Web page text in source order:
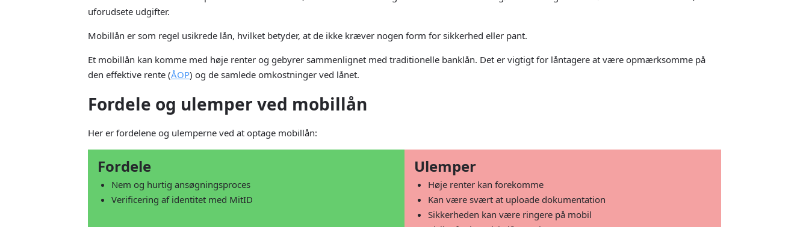
uforudsete udgifter.
Mobillån er som regel usikrede lån, hvilket betyder, at de ikke kræver nogen form for sikkerhed eller pant.
Et mobillån kan komme med høje renter og gebyrer sammenlignet med traditionelle banklån. Det er vigtigt for låntagere at være opmærksomme på
den effektive rente (ÅOP) og de samlede omkostninger ved lånet.
Fordele og ulemper ved mobillån
Her er fordelene og ulemperne ved at optage mobillån:
Fordele
Nem og hurtig ansøgningsproces
Verificering af identitet med MitID
Ulemper
Høje renter kan forekomme
Kan være svært at uploade dokumentation
Sikkerheden kan være ringere på mobil